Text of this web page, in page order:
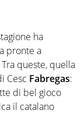
ha
pronte a
queste, quella
Cesc Fabregas:
di bel gioco
il catalano